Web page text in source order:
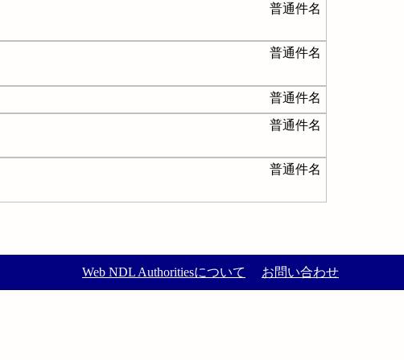
普通件名
普通件名
普通件名
普通件名
普通件名
Web NDL Authoritiesについて お問い合わせ